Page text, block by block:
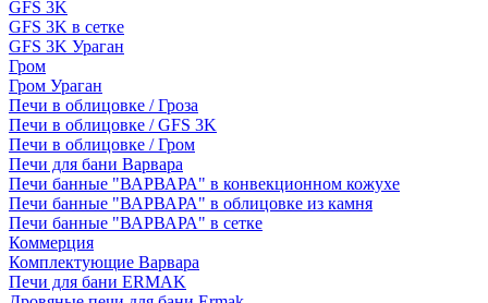
GFS 3K
GFS 3K в сетке
GFS 3K Ураган
Гром
Гром Ураган
Печи в облицовке / Гроза
Печи в облицовке / GFS 3K
Печи в облицовке / Гром
Печи для бани Варвара
Печи банные "ВАРВАРА" в конвекционном кожухе
Печи банные "ВАРВАРА" в облицовке из камня
Печи банные "ВАРВАРА" в сетке
Коммерция
Комплектующие Варвара
Печи для бани ERMAK